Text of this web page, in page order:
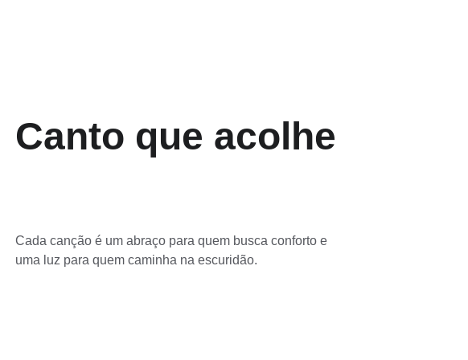
Canto que acolhe
Cada canção é um abraço para quem busca conforto e
uma luz para quem caminha na escuridão.